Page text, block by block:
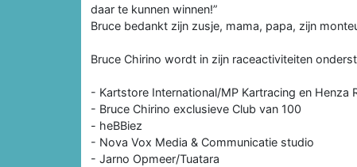
daar te kunnen winnen!”
Bruce bedankt zijn zusje, mama, papa, zijn
Bruce Chirino wordt in zijn raceactiviteiten
- Kartstore International/MP Kartracing en Henza
- Bruce Chirino exclusieve Club van 100
- heBBiez
- Nova Vox Media & Communicatie studio
- Jarno Opmeer/Tuatara